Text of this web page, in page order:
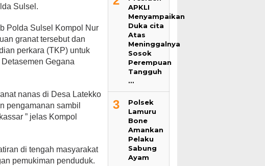
Sulsel.
Polda Sulsel Kompol Nur
granat tersebut dan
perkara (TKP) untuk
Gegana
nanas di Desa Latekko
pengamanan sambil
” jelas Kompol
di tengah masyarakat
pemukiman penduduk.
APKLI
Menyampaikan
Duka cita
Atas
Meninggalnya
Sosok
Perempuan
Tangguh
…
3
Polsek
Lamuru
Bone
Amankan
Pelaku
Sabung
Ayam